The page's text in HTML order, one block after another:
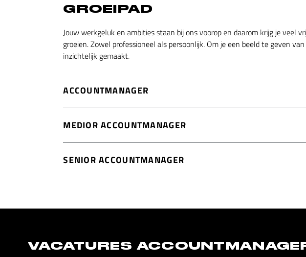
GROEIPAD
Jouw werkgeluk en ambities staan bij ons voorop en daarom krijg je veel
groeien. Zowel professioneel als persoonlijk. Om je een beeld te geven
inzichtelijk gemaakt.
ACCOUNTMANAGER
MEDIOR ACCOUNTMANAGER
SENIOR ACCOUNTMANAGER
VACATURES